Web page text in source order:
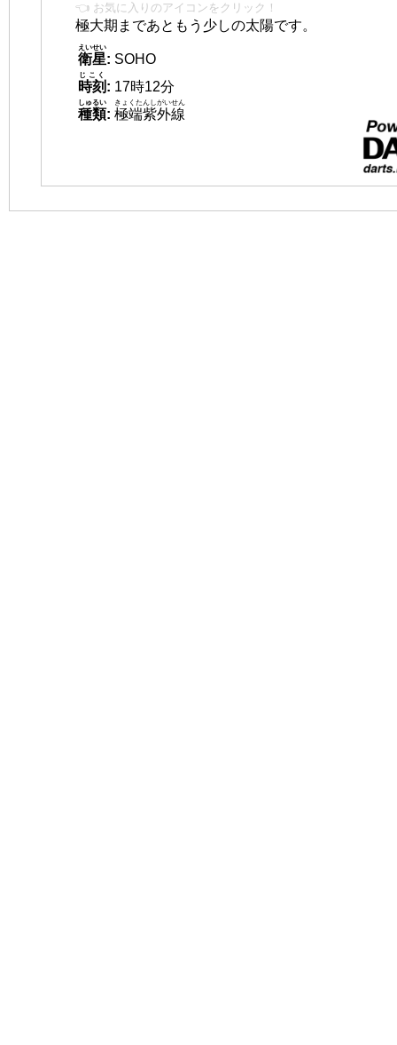
👈 お気に入りのアイコンをクリック！
極大期まであともう少しの太陽です。
衛星
えいせい
: SOHO
時刻
じこく
: 17時12分
種類
しゅるい
: 極端紫外線
きょくたんしがいせん